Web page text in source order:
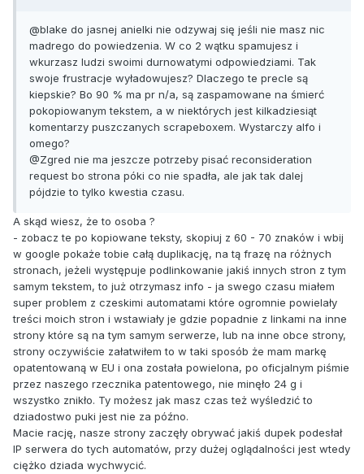
@blake do jasnej anielki nie odzywaj się jeśli nie masz nic
madrego do powiedzenia. W co 2 wątku spamujesz i
wkurzasz ludzi swoimi durnowatymi odpowiedziami. Tak
swoje frustracje wyładowujesz? Dlaczego te precle są
kiepskie? Bo 90 % ma pr n/a, są zaspamowane na śmierć
pokopiowanym tekstem, a w niektórych jest kilkadziesiąt
komentarzy puszczanych scrapeboxem. Wystarczy alfo i
omego?
@Zgred nie ma jeszcze potrzeby pisać reconsideration
request bo strona póki co nie spadła, ale jak tak dalej
pójdzie to tylko kwestia czasu.
A skąd wiesz, że to osoba ?
- zobacz te po kopiowane teksty, skopiuj z 60 - 70 znaków i wbij
w google pokaże tobie całą duplikację, na tą frazę na różnych
stronach, jeżeli występuje podlinkowanie jakiś innych stron z tym
samym tekstem, to już otrzymasz info - ja swego czasu miałem
super problem z czeskimi automatami które ogromnie powielały
treści moich stron i wstawiały je gdzie popadnie z linkami na inne
strony które są na tym samym serwerze, lub na inne obce strony,
strony oczywiście załatwiłem to w taki sposób że mam markę
opatentowaną w EU i ona została powielona, po oficjalnym piśmie
przez naszego rzecznika patentowego, nie minęło 24 g i
wszystko znikło. Ty możesz jak masz czas też wyśledzić to
dziadostwo puki jest nie za późno.
Macie rację, nasze strony zaczęły obrywać jakiś dupek podesłał
IP serwera do tych automatów, przy dużej oglądalności jest wtedy
ciężko dziada wychwycić.